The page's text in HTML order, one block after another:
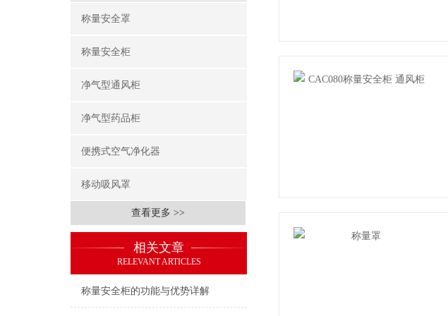
称量安全罩
称量安全柜
净气型通风柜
净气型药品柜
便携式空气净化器
移动吸风罩
查看更多 >>
相关文章
RELEVANT ARTICLES
称量安全柜的功能与优势详解